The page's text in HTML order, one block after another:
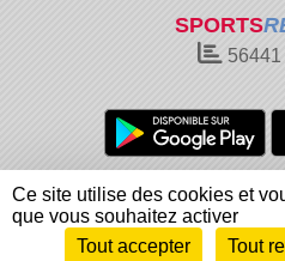
SPORTS
56441
Charte cookies
Informations légales
Envie de participer ?
Ce site utilise des cookies et
que vous souhaitez activer
Tout accepter
Tout